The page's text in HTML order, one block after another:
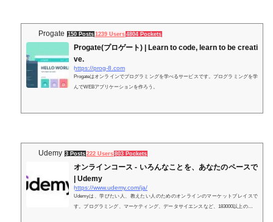
Progate 150 Posts 1239 Users 4804 Pockets
Progate(プロゲート) | Learn to code, learn to be creati
ve.
https://prog-8.com
Progateはオンラインでプログラミングを学べるサービスです。プログラミングを学
んでWEBアプリケーションを作ろう。
Udemy 3 Posts 222 Users 803 Pockets
オンラインコース - いろんなことを、あなたのペースで
| Udemy
https://www.udemy.com/ja/
Udemyは、学びたい人、教えたい人のためのオンラインのマーケットプレイスで
す。プログラミング、マーケティング、データサイエンスなど、183000以上のコー